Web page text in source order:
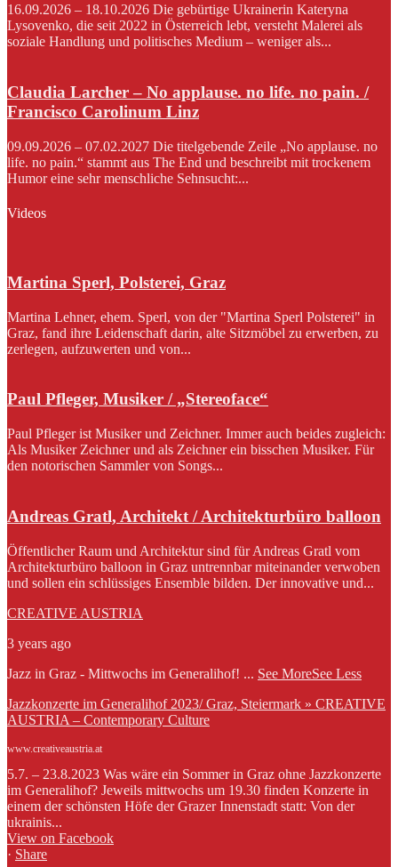
16.09.2026 – 18.10.2026 Die gebürtige Ukrainerin Kateryna
Lysovenko, die seit 2022 in Österreich lebt, versteht Malerei als
soziale Handlung und politisches Medium – weniger als...
Claudia Larcher – No applause. no life. no pain. /
Francisco Carolinum Linz
09.09.2026 – 07.02.2027 Die titelgebende Zeile „No applause. no
life. no pain.“ stammt aus The End und beschreibt mit trockenem
Humor eine sehr menschliche Sehnsucht:...
Videos
Martina Sperl, Polsterei, Graz
Martina Lehner, ehem. Sperl, von der "Martina Sperl Polsterei" in
Graz, fand ihre Leidenschaft darin, alte Sitzmöbel zu erwerben, zu
zerlegen, aufzuwerten und von...
Paul Pfleger, Musiker / „Stereoface“
Paul Pfleger ist Musiker und Zeichner. Immer auch beides zugleich:
Als Musiker Zeichner und als Zeichner ein bisschen Musiker. Für
den notorischen Sammler von Songs...
Andreas Gratl, Architekt / Architekturbüro balloon
Öffentlicher Raum und Architektur sind für Andreas Gratl vom
Architekturbüro balloon in Graz untrennbar miteinander verwoben
und sollen ein schlüssiges Ensemble bilden. Der innovative und...
CREATIVE AUSTRIA
3 years ago
Jazz in Graz - Mittwochs im Generalihof! ... See MoreSee Less
Jazzkonzerte im Generalihof 2023/ Graz, Steiermark » CREATIVE
AUSTRIA – Contemporary Culture
www.creativeaustria.at
5.7. – 23.8.2023 Was wäre ein Sommer in Graz ohne Jazzkonzerte
im Generalihof? Jeweils mittwochs um 19.30 finden Konzerte in
einem der schönsten Höfe der Grazer Innenstadt statt: Von der
ukrainis...
View on Facebook
· Share